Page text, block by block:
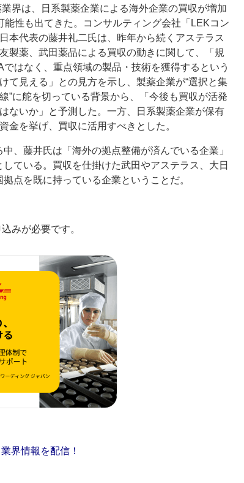
界は、日系製薬企業による海外企業の買収が増加
能性も出てきた。コンサルティング会社「LEKコン
本代表の藤井礼二氏は、昨年から続くアステラス
製薬、武田薬品による買収の動きに関して、「規
ではなく、重点領域の製品・技術を獲得するという
て見える」との見方を示し、製薬企業が“選択と集
”に舵を切っている背景から、「今後も買収が活発
ないか」と予測した。一方、日系製薬企業が保有
金を挙げ、買収に活用すべきとした。
、藤井氏は「海外の拠点整備が済んでいる企業」
ている。買収を仕掛けた武田やアステラス、大日
点を既に持っている企業ということだ。
みが必要です。
界情報を配信！